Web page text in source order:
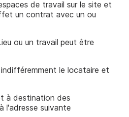
de travail sur le site et
un contrat avec un ou
ou un travail peut être
le locataire et
à destination des
l'adresse suivante